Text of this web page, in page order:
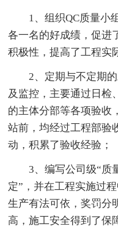
1、组织QC质量小
各一名的好成绩，促进
积极性，提高了工程实
2、定期与不定期
及监控，主要通过日检
的主体分部等各项验收
站前，均经过工程部验
动，积累了验收经验；
3、编写公司级“质
定”，并在工程实施过
生产有法可依，奖罚分
高，施工安全得到了保